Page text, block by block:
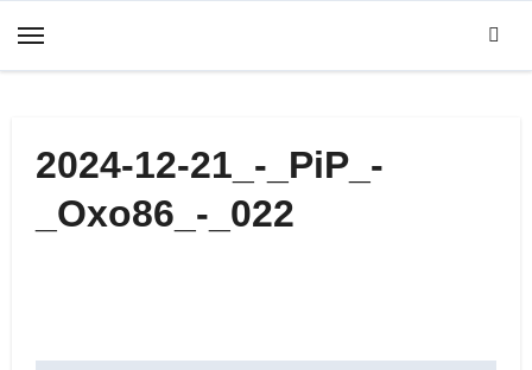
Inhalt
2024-12-21_-_PiP_-
_Oxo86_-_022